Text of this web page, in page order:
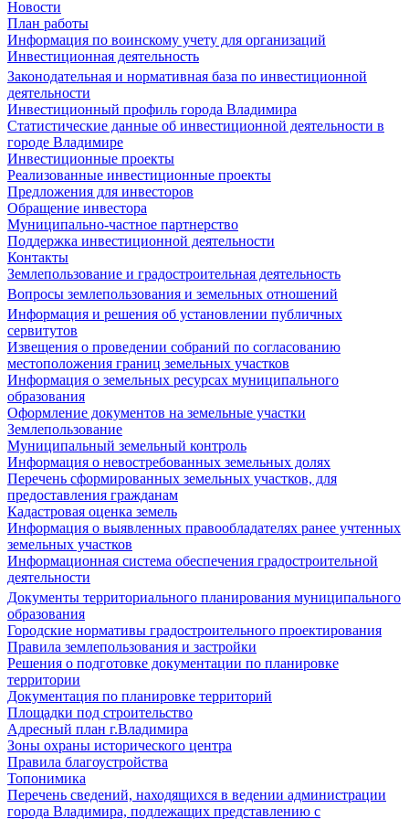
Новости
План работы
Информация по воинскому учету для организаций
Инвестиционная деятельность
Законодательная и нормативная база по инвестиционной
деятельности
Инвестиционный профиль города Владимира
Статистические данные об инвестиционной деятельности в
городе Владимире
Инвестиционные проекты
Реализованные инвестиционные проекты
Предложения для инвесторов
Обращение инвестора
Муниципально-частное партнерство
Поддержка инвестиционной деятельности
Контакты
Землепользование и градостроительная деятельность
Вопросы землепользования и земельных отношений
Информация и решения об установлении публичных
сервитутов
Извещения о проведении собраний по согласованию
местоположения границ земельных участков
Информация о земельных ресурсах муниципального
образования
Оформление документов на земельные участки
Землепользование
Муниципальный земельный контроль
Информация о невостребованных земельных долях
Перечень сформированных земельных участков, для
предоставления гражданам
Кадастровая оценка земель
Информация о выявленных правообладателях ранее учтенных
земельных участков
Информационная система обеспечения градостроительной
деятельности
Документы территориального планирования муниципального
образования
Городские нормативы градостроительного проектирования
Правила землепользования и застройки
Решения о подготовке документации по планировке
территории
Документация по планировке территорий
Площадки под строительство
Адресный план г.Владимира
Зоны охраны исторического центра
Правила благоустройства
Топонимика
Перечень сведений, находящихся в ведении администрации
города Владимира, подлежащих представлению с